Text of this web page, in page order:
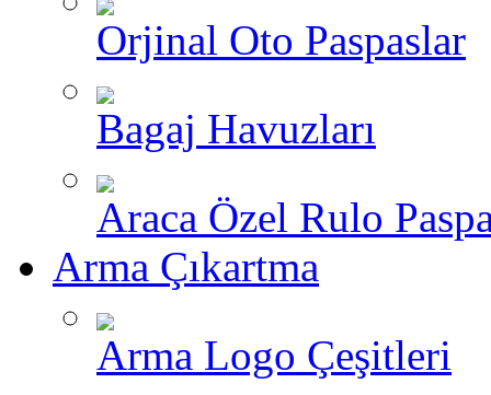
Orjinal Oto Paspaslar
Bagaj Havuzları
Araca Özel Rulo
Arma Çıkartma
Arma Logo Çeşitleri